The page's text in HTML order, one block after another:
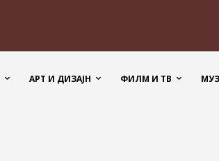
АРТ И ДИЗАЈН ФИЛМ И ТВ